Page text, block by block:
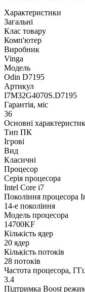
Характеристики
Загальні
Клас товару
Комп'ютер
Виробник
Vinga
Модель
Odin D7195
Артикул
I7M32G4070S.D7195
Гарантія, міс
36
Основні
Тип ПК
Ігрові
Вид
Класичні
Процесор
Серія процесора
Intel Core i7
Покоління процесора
14-е покоління
Модель процесора
14700KF
Кількість ядер
20 ядер
Кількість потоків
28 потоків
Частота процесора,
3.4
Підтримка Boost